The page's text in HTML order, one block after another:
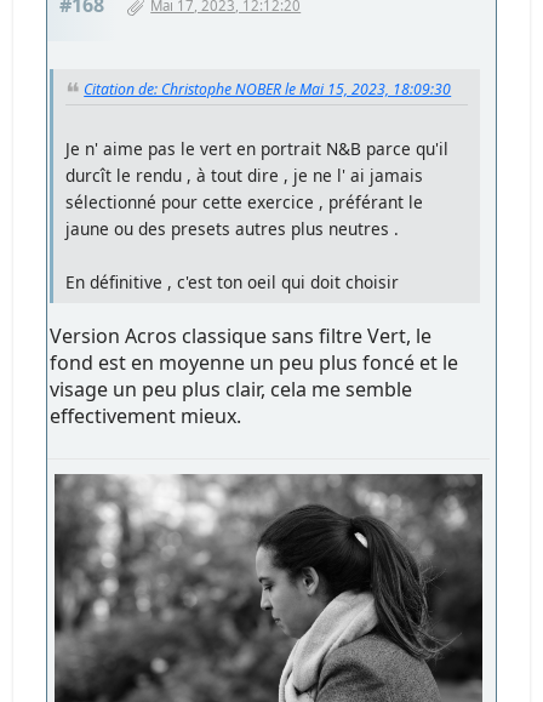
Mai 17, 2023, 12:12:20
Citation de: Christophe NOBER le Mai 15, 2023, 18:09:30
Je n' aime pas le vert en portrait N&B parce qu'il
durcît le rendu , à tout dire , je ne l' ai jamais
sélectionné pour cette exercice , préférant le
jaune ou des presets autres plus neutres .
En définitive , c'est ton oeil qui doit choisir
Version Acros classique sans filtre Vert, le
fond est en moyenne un peu plus foncé et le
visage un peu plus clair, cela me semble
effectivement mieux.